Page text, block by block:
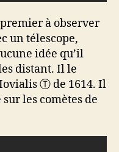
à observer
un télescope,
idée qu’il
distant. Il le
Ⓣ de 1614. Il
les comètes de